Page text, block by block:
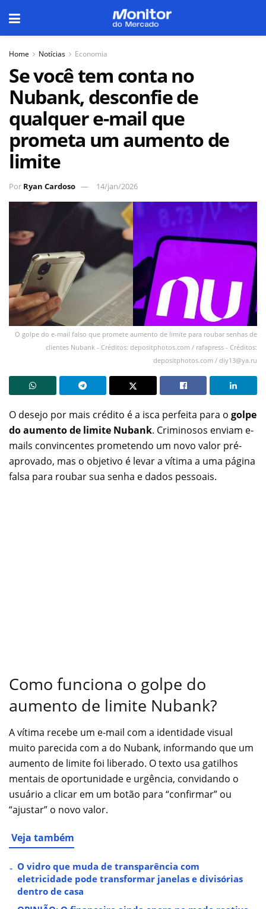
Home Notícias Economia
Se você tem conta no
Nubank, desconfie de
qualquer e-mail que
prometa um aumento de
limite
Por Ryan Cardoso 14/jan/2026
O golpe do e-mail falso que promete aumento de limite para roubar senhas de
clientes Nubank - Créditos: depositphotos.com / rafapress - Créditos:
depositphotos.com / diy13@ya.ru
O desejo por mais crédito é a isca perfeita para o golpe
do aumento de limite Nubank. Criminosos enviam e-
mails convincentes prometendo um novo valor pré-
aprovado, mas o objetivo é levar a vítima a uma página
falsa para roubar sua senha e dados pessoais.
Como funciona o golpe do
aumento de limite Nubank?
A vítima recebe um e-mail com a identidade visual
muito parecida com a do Nubank, informando que um
aumento de limite foi liberado. O texto usa gatilhos
mentais de oportunidade e urgência, convidando o
usuário a clicar em um botão para “confirmar” ou
“ajustar” o novo valor.
Veja também
O vidro que muda de transparência com
eletricidade pode transformar janelas e divisórias
dentro de casa